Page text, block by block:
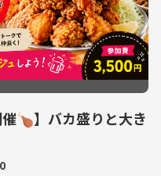
🍗】バカ盛りと大き